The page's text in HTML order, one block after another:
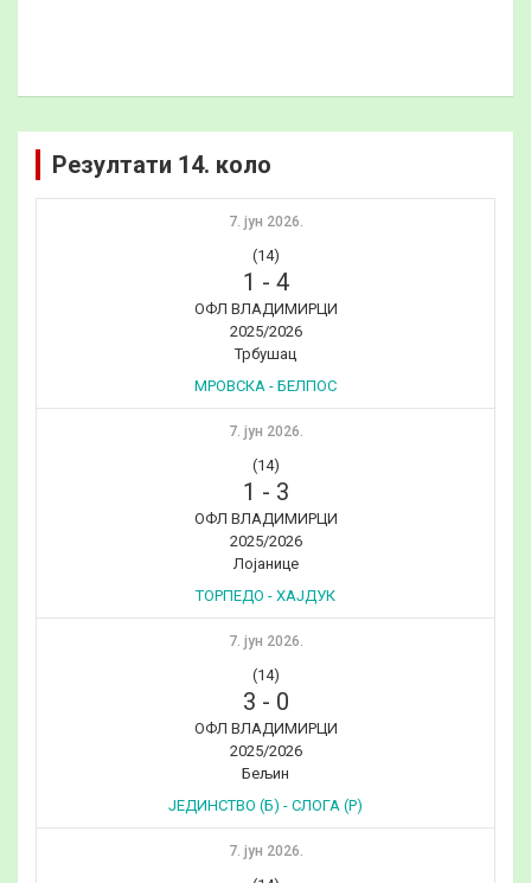
Резултати 14. коло
7. јун 2026.
(14)
1 - 4
ОФЛ ВЛАДИМИРЦИ
2025/2026
Трбушац
МРОВСКА - БЕЛПОС
7. јун 2026.
(14)
1 - 3
ОФЛ ВЛАДИМИРЦИ
2025/2026
Лојанице
ТОРПЕДО - ХАЈДУК
7. јун 2026.
(14)
3 - 0
ОФЛ ВЛАДИМИРЦИ
2025/2026
Бељин
ЈЕДИНСТВО (Б) - СЛОГА (Р)
7. јун 2026.